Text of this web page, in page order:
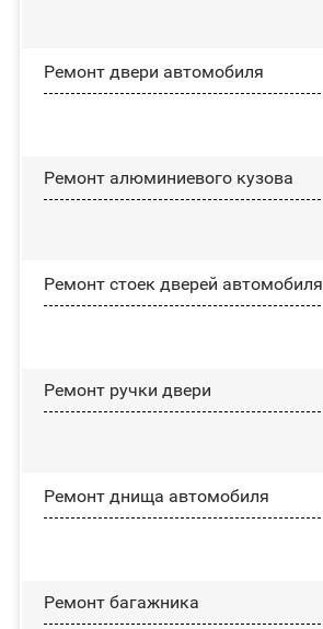
Ремонт двери автомобиля
Ремонт алюминиевого кузова
Ремонт стоек дверей автомобиля
Ремонт ручки двери
Ремонт днища автомобиля
Ремонт багажника